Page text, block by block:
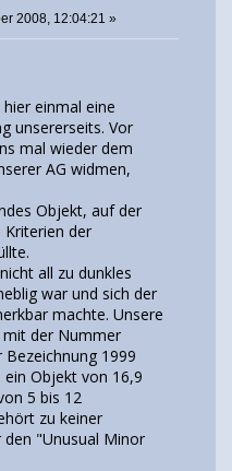
2008, 12:04:21 »
einmal eine
unsererseits. Vor
mal wieder dem
AG widmen,
Objekt, auf der
Kriterien der
all zu dunkles
war und sich der
machte. Unsere
mit der Nummer
1999
ein Objekt von 16,9
5 bis 12
zu keiner
den "Unusual Minor